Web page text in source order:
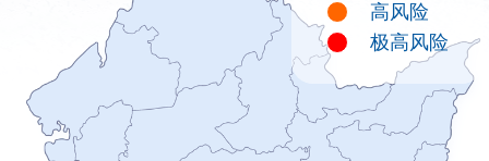
高风险
极高风险